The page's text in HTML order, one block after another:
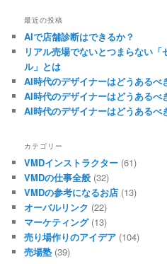
最近の投稿
AIで店舗診断はできるか？
リアル売場でないとつまらない
ル」とは
AI時代のデザイナーはどうあるべ
AI時代のデザイナーはどうあるべ
AI時代のデザイナーはどうあるべ
カテゴリー
VMDインストラクター (61)
VMDの仕事全般 (32)
VMDの参考になるお店 (13)
オーバルリンク (22)
マーケティング(13)
売り場作りのアイデア (104)
売場塾 (39)